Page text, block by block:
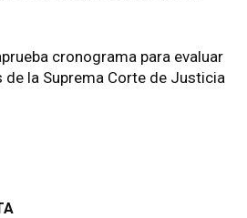
cronograma para evaluar
de la Suprema Corte de Justicia